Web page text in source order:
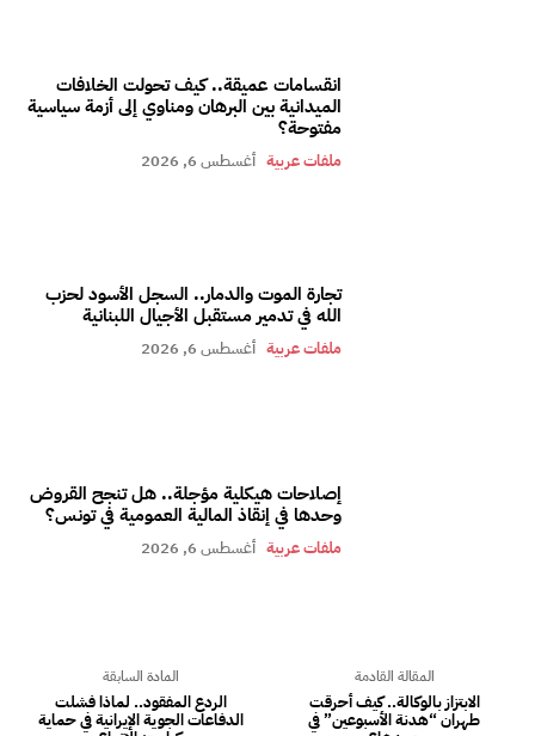
انقسامات عميقة.. كيف تحولت الخلافات
الميدانية بين البرهان ومناوي إلى أزمة سياسية
مفتوحة؟
ملفات عربية أغسطس 6, 2026
تجارة الموت والدمار.. السجل الأسود لحزب
الله في تدمير مستقبل الأجيال اللبنانية
ملفات عربية أغسطس 6, 2026
إصلاحات هيكلية مؤجلة.. هل تنجح القروض
وحدها في إنقاذ المالية العمومية في تونس؟
ملفات عربية أغسطس 6, 2026
المادة السابقة
الردع المفقود.. لماذا فشلت
الدفاعات الجوية الإيرانية في حماية
المقالة القادمة
الابتزاز بالوكالة.. كيف أحرقت
طهران “هدنة الأسبوعين” في